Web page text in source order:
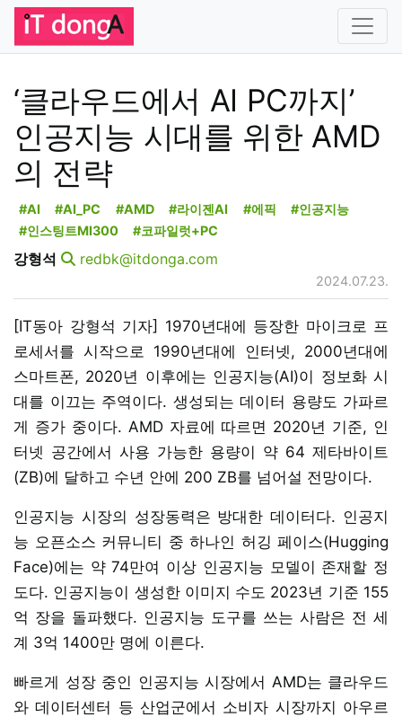
‘클라우드에서 AI PC까지’
인공지능 시대를 위한 AMD
의 전략
#AI #AI_PC #AMD #라이젠AI #에픽
#인공지능
#인스팅트MI300
#코파일럿+PC
강형석 redbk@itdonga.com
2024.07.23.
[IT동아 강형석 기자] 1970년대에 등장한 마이크로 프
로세서를 시작으로 1990년대에 인터넷, 2000년대에
스마트폰, 2020년 이후에는 인공지능(AI)이 정보화 시
대를 이끄는 주역이다. 생성되는 데이터 용량도 가파르
게 증가 중이다. AMD 자료에 따르면 2020년 기준, 인
터넷 공간에서 사용 가능한 용량이 약 64 제타바이트
(ZB)에 달하고 수년 안에 200 ZB를 넘어설 전망이다.
인공지능 시장의 성장동력은 방대한 데이터다. 인공지
능 오픈소스 커뮤니티 중 하나인 허깅 페이스(Hugging
Face)에는 약 74만여 이상 인공지능 모델이 존재할 정
도다. 인공지능이 생성한 이미지 수도 2023년 기준 155
억 장을 돌파했다. 인공지능 도구를 쓰는 사람은 전 세
계 3억 1400만 명에 이른다.
빠르게 성장 중인 인공지능 시장에서 AMD는 클라우드
와 데이터센터 등 산업군에서 소비자 시장까지 아우르